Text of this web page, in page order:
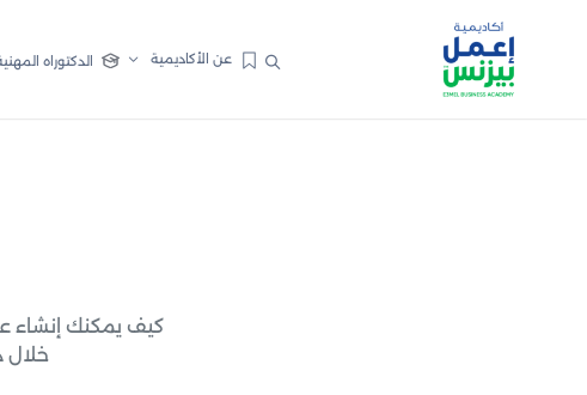
عن الأكاديمية الدكتوراه
كيف يمكنك إنشاء
خلال